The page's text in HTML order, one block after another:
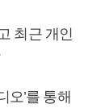
최근 개인
’를 통해